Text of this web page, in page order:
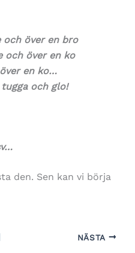
och över en bro
och över en ko
en ko…
och glo!
den. Sen kan vi börja
NÄSTA